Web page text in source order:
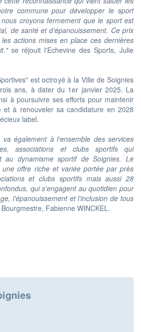
commune pour développer le sport
croyons fermement que le sport est
de santé et d’épanouissement. Ce prix
actions mises en place ces dernières
se réjouit l'Echevine des Sports, Julie
est octroyé à la Ville de Soignies
ans, à dater du 1er janvier 2025. La
à poursuivre ses efforts pour maintenir
et à renouveler sa candidature en 2028
label.
va également à l'ensemble des services
associations et clubs sportifs qui
au dynamisme sportif de Soignies. Le
offre riche et variée portée par près
et clubs sportifs mais aussi 28
qui s'engagent au quotidien pour
l'épanouissement et l'inclusion de tous
Fabienne WINCKEL.